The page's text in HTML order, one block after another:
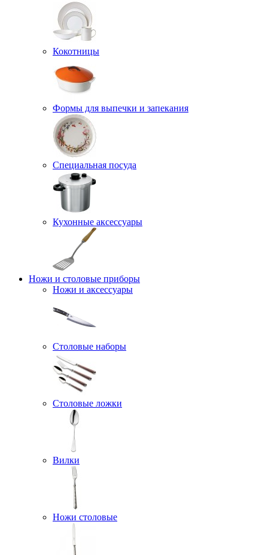
Кокотницы
Формы для выпечки и запекания
Специальная посуда
Кухонные аксессуары
Ножи и столовые приборы
Ножи и аксессуары
Столовые наборы
Столовые ложки
Вилки
Ножи столовые